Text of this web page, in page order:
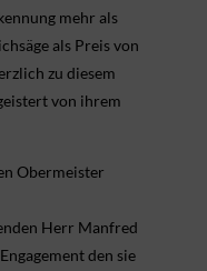
mehr als
als Preis von
zu diesem
von ihrem
Obermeister
Herr Manfred
den sie